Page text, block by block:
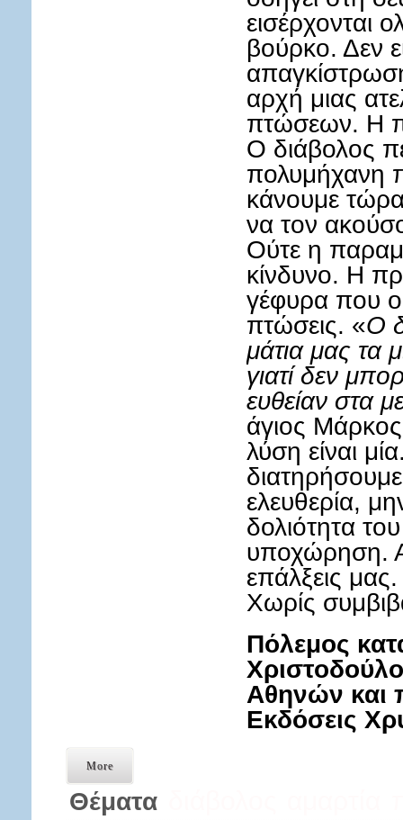
εισέρχονται
βούρκο. Δεν
αρχή μιας
πτώσεων. Η
Ο διάβολος
πολυμήχανη
κάνουμε
να τον
Ούτε η
κίνδυνο. Η
γέφυρα που
πτώσεις. «Ο
μάτια μας τα
γιατί δεν
ευθείαν στα
άγιος
λύση είναι
ελευθερία,
δολιότητα
υποχώρηση.
επάλξεις
Χωρίς
Πόλεμος
Αθηνών και
Εκδόσεις
More
Θέματα